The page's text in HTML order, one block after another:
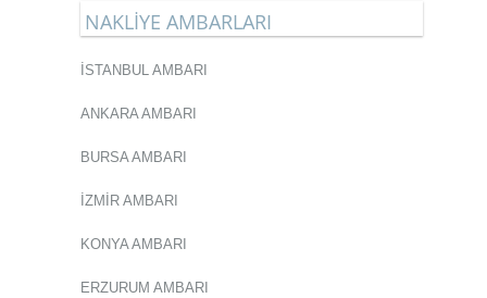
NAKLİYE AMBARLARI
İSTANBUL AMBARI
ANKARA AMBARI
BURSA AMBARI
İZMİR AMBARI
KONYA AMBARI
ERZURUM AMBARI